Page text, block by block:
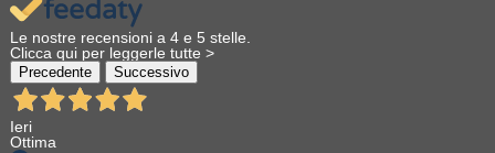
Le nostre recensioni a 4 e 5 stelle.
Clicca qui per leggerle tutte >
Precedente Successivo
Ieri
Ottima